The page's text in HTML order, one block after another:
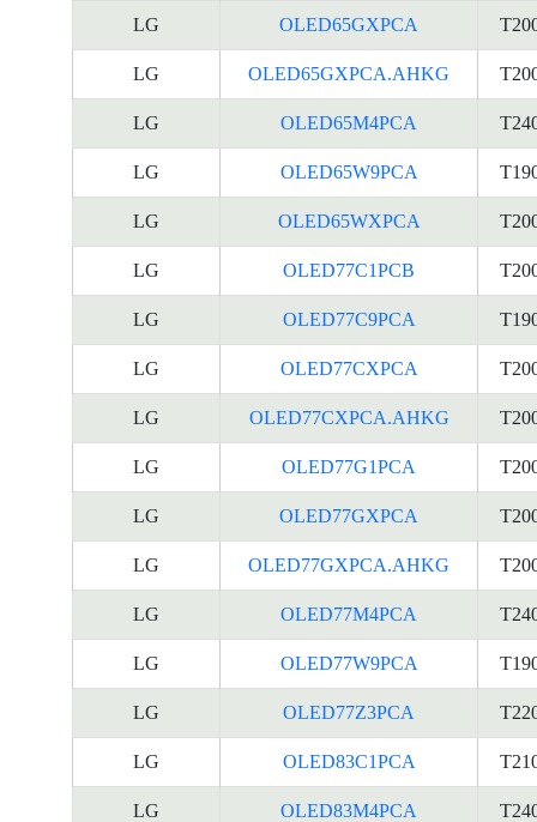
LG OLED65GXPCA
LG OLED65GXPCA.AHKG
LG OLED65M4PCA
LG OLED65W9PCA
LG OLED65WXPCA
LG OLED77C1PCB
LG OLED77C9PCA
LG OLED77CXPCA
LG OLED77CXPCA.AHKG
LG OLED77G1PCA
LG OLED77GXPCA
LG OLED77GXPCA.AHKG
LG OLED77M4PCA
LG OLED77W9PCA
LG OLED77Z3PCA
LG OLED83C1PCA
LG OLED83M4PCA